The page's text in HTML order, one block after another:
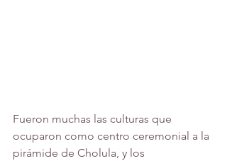
Fueron muchas las culturas que
ocuparon como centro ceremonial a la
pirámide de Cholula, y los